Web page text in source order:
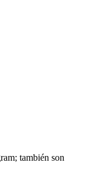
también son